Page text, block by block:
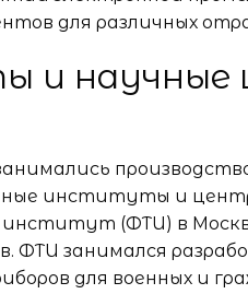
для различных
и научные
институты и
(ФТИ) в
ФТИ занимался
для военных и